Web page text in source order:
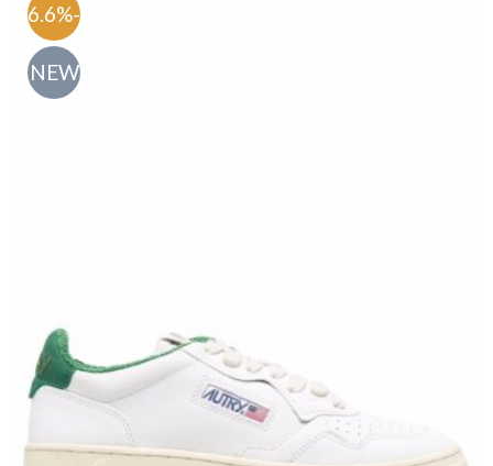
-56.6%
NEW